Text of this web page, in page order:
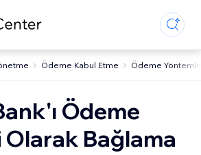
Ödeme Kabul Etme Ödeme
Ödeme
Bağlama